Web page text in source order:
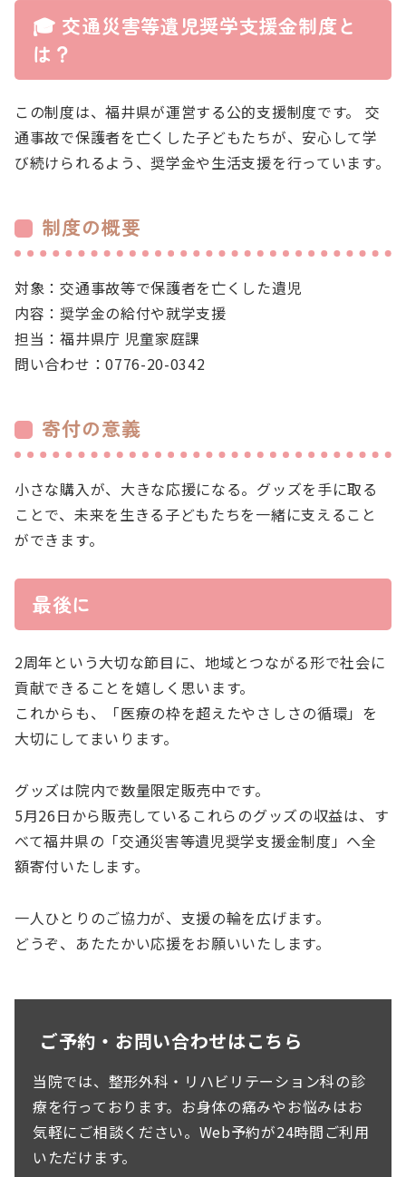
🎓 交通災害等遺児奨学支援金制度と
は？
この制度は、福井県が運営する公的支援制度です。 交
通事故で保護者を亡くした子どもたちが、安心して学
び続けられるよう、奨学金や生活支援を行っています。
制度の概要
対象：交通事故等で保護者を亡くした遺児
内容：奨学金の給付や就学支援
担当：福井県庁 児童家庭課
問い合わせ：0776-20-0342
寄付の意義
小さな購入が、大きな応援になる。グッズを手に取る
ことで、未来を生きる子どもたちを一緒に支えること
ができます。
最後に
2周年という大切な節目に、地域とつながる形で社会に
貢献できることを嬉しく思います。
これからも、「医療の枠を超えたやさしさの循環」を
大切にしてまいります。
グッズは院内で数量限定販売中です。
5月26日から販売しているこれらのグッズの収益は、す
べて福井県の「交通災害等遺児奨学支援金制度」へ全
額寄付いたします。
一人ひとりのご協力が、支援の輪を広げます。
どうぞ、あたたかい応援をお願いいたします。
ご予約・お問い合わせはこちら
当院では、整形外科・リハビリテーション科の診
療を行っております。お身体の痛みやお悩みはお
気軽にご相談ください。Web予約が24時間ご利用
いただけます。